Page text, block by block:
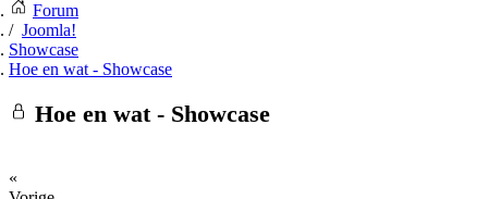
Forum
Joomla!
Showcase
Hoe en wat - Showcase
Hoe en wat - Showcase
«